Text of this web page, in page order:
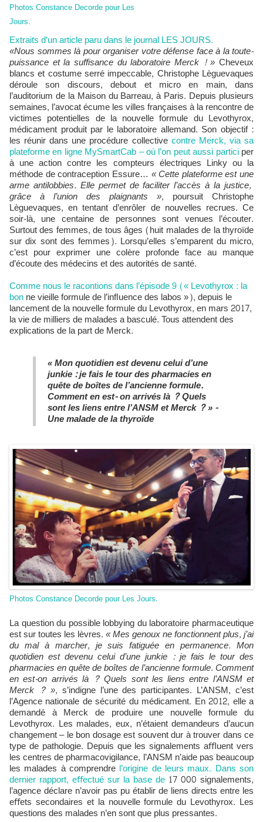
Photos Constance Decorde pour Les
Jours.
Extraits d'un article paru dans le journal LES JOURS.
«Nous sommes là pour organiser votre défense face à la toute-
puissance et la suffisance du laboratoire Merck ! » Cheveux
blancs et costume serré impeccable, Christophe Lèguevaques
déroule son discours, debout et micro en main, dans
l’auditorium de la Maison du Barreau, à Paris. Depuis plusieurs
semaines, l’avocat écume les villes françaises à la rencontre de
victimes potentielles de la nouvelle formule du Levothyrox,
médicament produit par le laboratoire allemand. Son objectif :
les réunir dans une procédure collective contre Merck, via sa
plateforme en ligne MySmartCab – où l’on peut aussi participer
à une action contre les compteurs électriques Linky ou la
méthode de contraception Essure… « Cette plateforme est une
arme antilobbies. Elle permet de faciliter l’accès à la justice,
grâce à l’union des plaignants », poursuit Christophe
Lèguevaques, en tentant d’enrôler de nouvelles recrues. Ce
soir-là, une centaine de personnes sont venues l’écouter.
Surtout des femmes, de tous âges (huit malades de la thyroïde
sur dix sont des femmes). Lorsqu’elles s’emparent du micro,
c’est pour exprimer une colère profonde face au manque
d’écoute des médecins et des autorités de santé.
Comme nous le racontions dans l’épisode 9 (« Levothyrox : la
bonne vieille formule de l’inﬂuence des labos »), depuis le
lancement de la nouvelle formule du Levothyrox, en mars 2017,
la vie de milliers de malades a basculé. Tous attendent des
explications de la part de Merck.
« Mon quotidien est devenu celui d’une
junkie : je fais le tour des pharmacies en
quête de boîtes de l’ancienne formule.
Comment en est- on arrivés là ? Quels
sont les liens entre l’ANSM et Merck ? »-
Une malade de la thyroïde
Photos Constance Decorde pour Les Jours.
La question du possible lobbying du laboratoire pharmaceutique
est sur toutes les lèvres.« Mes genoux ne fonctionnent plus, j’ai
du mal à marcher, je suis fatiguée en permanence. Mon
quotidien est devenu celui d’une junkie : je fais le tour des
pharmacies en quête de boîtes de l’ancienne formule. Comment
en est-on arrivés là ? Quels sont les liens entre l’ANSM et
Merck ? », s’indigne l’une des participantes. L’ANSM, c’est
l’Agence nationale de sécurité du médicament. En 2012, elle a
demandé à Merck de produire une nouvelle formule du
Levothyrox. Les malades, eux, n’étaient demandeurs d’aucun
changement – le bon dosage est souvent dur à trouver dans ce
type de pathologie. Depuis que les signalements aﬄuent vers
les centres de pharmacovigilance, l’ANSM n’aide pas beaucoup
les malades à comprendre l’origine de leurs maux. Dans son
dernier rapport, eﬀectué sur la base de 17 000 signalements,
l’agence déclare n’avoir pas pu établir de liens directs entre les
eﬀets secondaires et la nouvelle formule du Levothyrox. Les
questions des malades n’en sont que plus pressantes.